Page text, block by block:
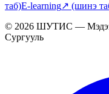
таб)E-learning↗ (шинэ
© 2026 ШУТИС —
Сургууль